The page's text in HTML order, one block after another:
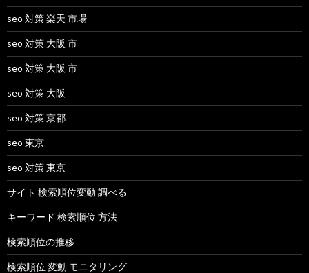
seo 対策 楽天 市場
seo 対策 大阪 市
seo 対策 大阪 市
seo 対策 大阪
seo 対策 京都
seo 東京
seo 対策 東京
サイト 検索順位変動 調べる
キーワード 検索順位 方法
検索順位の推移
検索順位 変動 モニタリング